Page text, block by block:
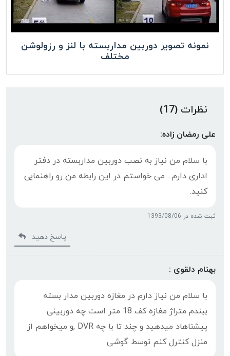
نمونه تصویر دوربین مداربسته با لنز و رزولوشن
مختلف
نظرات (17)
علی رمضان زاده:
با سلام من نیاز به نصب دوربین مداربسته در دفتر
اداری دارم... می خواستم در این رابطه من رو راهنمایی
کنید.
ثبت شده در 1393/08/06
پاسخ دهید
بهنام دلقوی :
با سلام من نیاز دارم در مغازه دوربین مدار بسته
ببندم متراژ مغازه کف 18 متر است چه دوربینی
پیشناهاد میدهید و چند تا با چه DVR ,و میخواهم از
منزل کنترل کنم توسط گوشی